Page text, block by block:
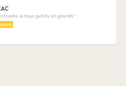
à tous petits et grands" :